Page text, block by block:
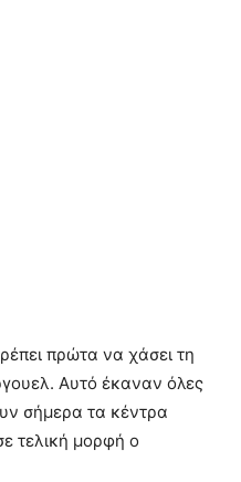
πρώτα να χάσει τη
Αυτό έκαναν όλες
σήμερα τα κέντρα
τελική μορφή ο